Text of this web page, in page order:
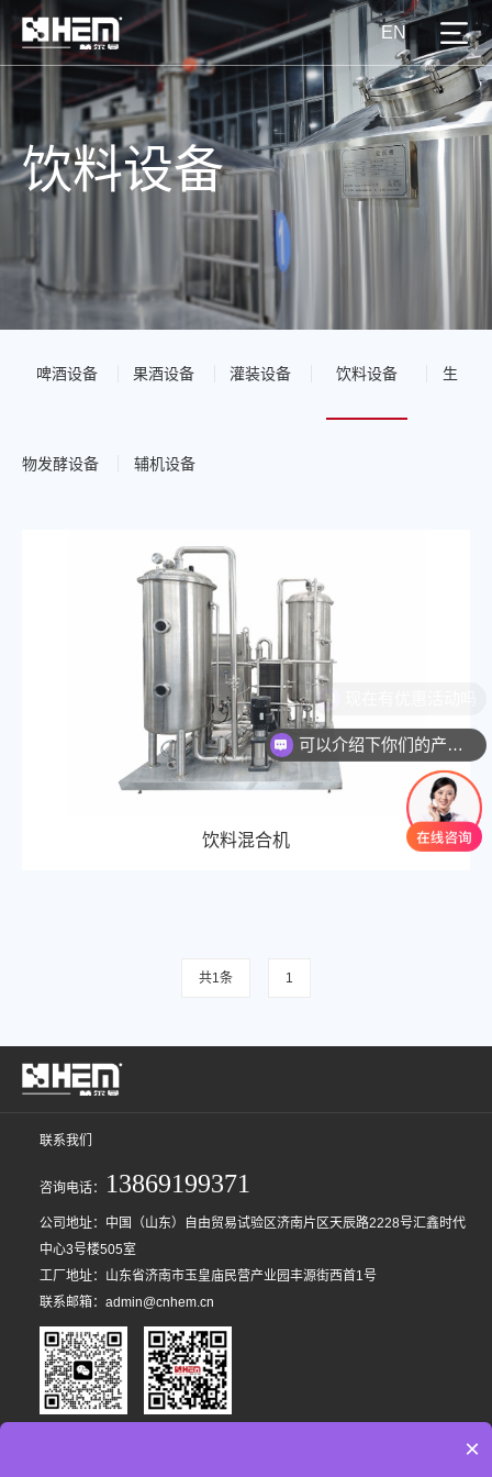
EN
饮料设备
啤酒设备 果酒设备 灌装设备 饮料设备 生
物发酵设备 辅机设备
饮料混合机
共1条 1
联系我们
咨询电话： 13869199371
公司地址：中国（山东）自由贸易试验区济南片区天辰路2228号汇鑫时代
中心3号楼505室
工厂地址：山东省济南市玉皇庙民营产业园丰源街西首1号
联系邮箱：admin@cnhem.cn
×